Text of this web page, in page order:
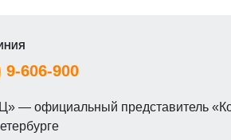
9-606-900
— официальный представитель